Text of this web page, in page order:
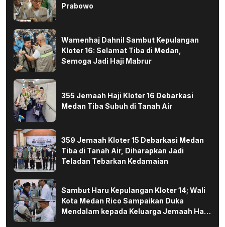
Prabowo
Wamenhaj Dahnil Sambut Kepulangan
Kloter 16: Selamat Tiba di Medan,
Semoga Jadi Haji Mabrur
355 Jemaah Haji Kloter 16 Debarkasi
Medan Tiba Subuh di Tanah Air
359 Jemaah Kloter 15 Debarkasi Medan
Tiba di Tanah Air, Diharapkan Jadi
Teladan Tebarkan Kedamaian
Sambut Haru Kepulangan Kloter 14; Wali
Kota Medan Rico Sampaikan Duka
Mendalam kepada Keluarga Jemaah Haji